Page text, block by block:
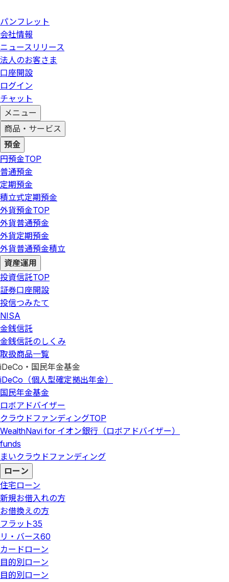
パンフレット
会社情報
ニュースリリース
法人のお客さま
口座開設
ログイン
チャット
メニュー
商品・サービス
預金
円預金TOP
普通預金
定期預金
積立式定期預金
外貨預金TOP
外貨普通預金
外貨定期預金
外貨普通預金積立
資産運用
投資信託TOP
証券口座開設
投信つみたて
NISA
金銭信託
金銭信託のしくみ
取扱商品一覧
iDeCo・国民年金基金
iDeCo（個人型確定拠出年金）
国民年金基金
ロボアドバイザー
クラウドファンディングTOP
WealthNavi for イオン銀行（ロボアドバイザー）
funds
まいクラウドファンディング
ローン
住宅ローン
新規お借入れの方
お借換えの方
フラット35
リ・バース60
カードローン
目的別ローン
目的別ローン